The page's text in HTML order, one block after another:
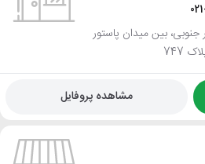
کارگر جنوبی، بین میدان پاستور
747
مشاهده پروفایل